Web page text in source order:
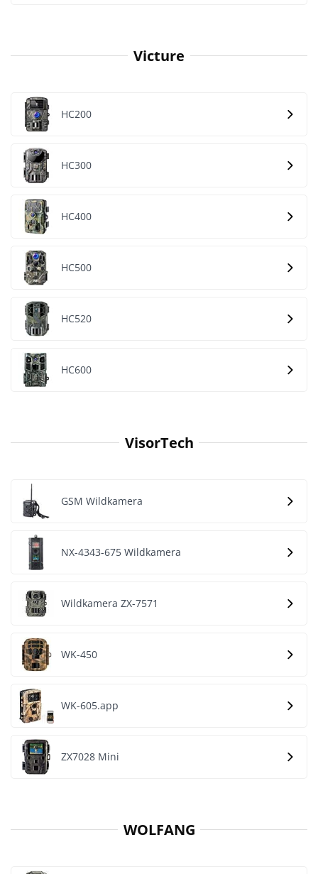
Victure
HC200
HC300
HC400
HC500
HC520
HC600
VisorTech
GSM Wildkamera
NX-4343-675 Wildkamera
Wildkamera ZX-7571
WK-450
WK-605.app
ZX7028 Mini
WOLFANG